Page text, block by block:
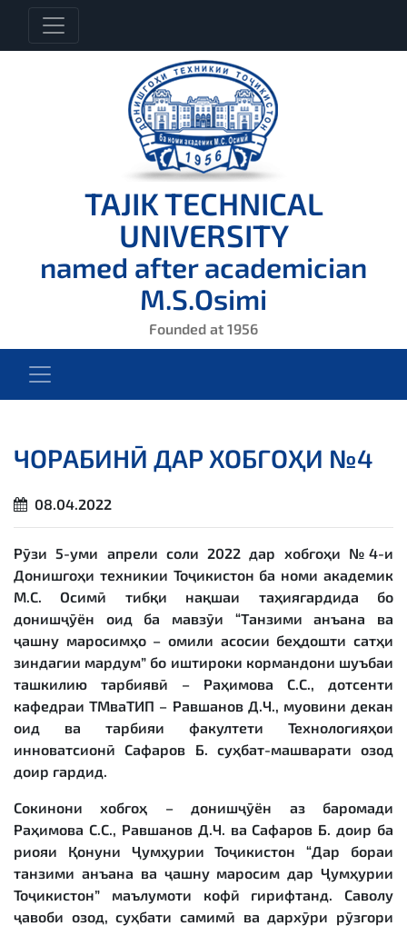
TAJIK TECHNICAL
UNIVERSITY
named after academician
M.S.Osimi
Founded at 1956
ЧОРАБИНӢ ДАР ХОБГОҲИ №4
08.04.2022
Рӯзи 5-уми апрели соли 2022 дар хобгоҳи №4-и
Донишгоҳи техникии Тоҷикистон ба номи академик
М.С. Осимӣ тибқи нақшаи таҳиягардида бо
донишҷӯён оид ба мавзӯи “Танзими анъана ва
ҷашну маросимҳо – омили асосии беҳдошти сатҳи
зиндагии мардум” бо иштироки кормандони шуъбаи
ташкилию тарбиявӣ – Раҳимова С.С., дотсенти
кафедраи ТМваТИП – Равшанов Д.Ч., муовини декан
оид ва тарбияи факултети Технологияҳои
инноватсионӣ Сафаров Б. суҳбат-машварати озод
доир гардид.
Сокинони хобгоҳ – донишҷӯён аз баромади
Раҳимова С.С., Равшанов Д.Ч. ва Сафаров Б. доир ба
риояи Қонуни Ҷумҳурии Тоҷикистон “Дар бораи
танзими анъана ва ҷашну маросим дар Ҷумҳурии
Тоҷикистон” маълумоти кофӣ гирифтанд. Саволу
ҷавоби озод, суҳбати самимӣ ва дархӯри рӯзгори